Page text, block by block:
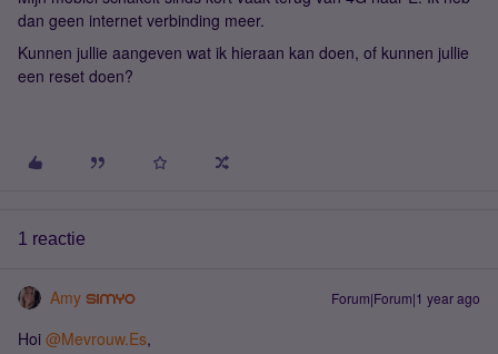
dan geen internet verbinding meer.
Kunnen jullie aangeven wat ik hieraan kan doen, of kunnen jullie
een reset doen?
1 reactie
Amy Forum|Forum|1 year ago
Hoi @Mevrouw.Es,